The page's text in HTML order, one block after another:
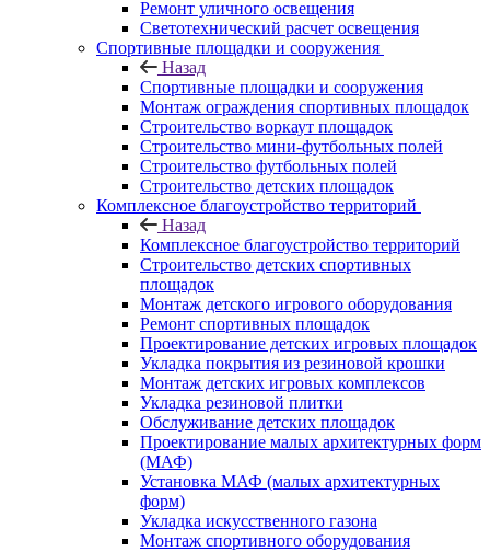
Ремонт уличного освещения
Светотехнический расчет освещения
Спортивные площадки и сооружения
Назад
Спортивные площадки и сооружения
Монтаж ограждения спортивных площадок
Строительство воркаут площадок
Строительство мини-футбольных полей
Строительство футбольных полей
Строительство детских площадок
Комплексное благоустройство территорий
Назад
Комплексное благоустройство территорий
Строительство детских спортивных
площадок
Монтаж детского игрового оборудования
Ремонт спортивных площадок
Проектирование детских игровых площадок
Укладка покрытия из резиновой крошки
Монтаж детских игровых комплексов
Укладка резиновой плитки
Обслуживание детских площадок
Проектирование малых архитектурных форм
(МАФ)
Установка МАФ (малых архитектурных
форм)
Укладка искусственного газона
Монтаж спортивного оборудования